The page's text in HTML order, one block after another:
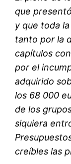
que
y que toda
tanto por la
capítulos
por el
adquirido
los 68 000
de los
siquiera
creíbles las